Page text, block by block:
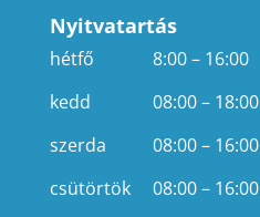
Nyitvatartás
hétfő
8:00 – 16:00
kedd
08:00 – 18:00
szerda
08:00 – 16:00
csütörtök
08:00 – 16:00